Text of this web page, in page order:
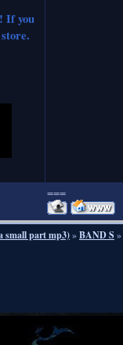
If you
===
small part mp3)»BAND S »